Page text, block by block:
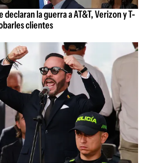
declaran la guerra a AT&T, Verizon y T-
clientes